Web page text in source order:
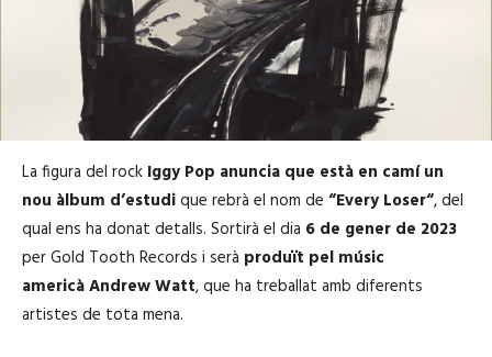
La figura del rock Iggy Pop anuncia que està en camí un
nou àlbum d’estudique rebrà el nom de “Every Loser“, del
qual ens ha donat detalls. Sortirà el dia 6 de gener de 2023
perGold Tooth Records i serà produït pel músic
americàAndrewWatt, que ha treballat amb diferents
artistes de tota mena.